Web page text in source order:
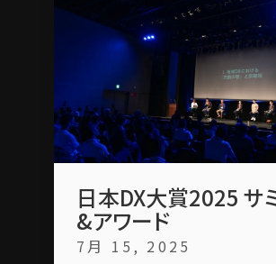
日本DX大賞2025 サ
&アワード
7月 15, 2025